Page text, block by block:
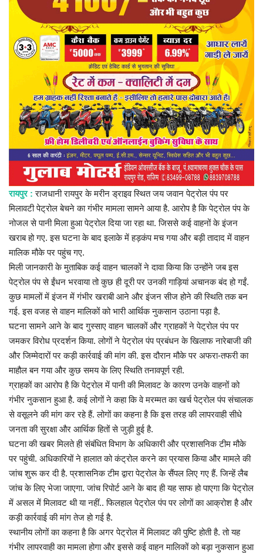
मनोरंजन
मैगज़ीन की लेख
प्रमुख खबर
हेल्थ
Language
English hindi
रायपुर : राजधानी रायपुर के मरीन ड्राइव स्थित जय जवान पेट्रोल पंप पर
मिलावटी पेट्रोल बेचने का गंभीर मामला सामने आया है. आरोप है कि पेट्रोल पंप के
नोजल से पानी मिला हुआ पेट्रोल दिया जा रहा था. जिससे कई वाहनों के इंजन
खराब हो गए. इस घटना के बाद इलाके में हड़कंप मच गया और बड़ी तादाद में वाहन
मालिक मौके पर पहुंच गए.
मिली जानकारी के मुताबिक कई वाहन चालकों ने दावा किया कि उन्होंने जब इस
पेट्रोल पंप से ईंधन भरवाया तो कुछ ही दूरी पर उनकी गाड़ियां अचानक बंद हो गईं.
कुछ मामलों में इंजन में गंभीर खराबी आने और इंजन सीज होने की स्थिति तक बन
गई. इस वजह से वाहन मालिकों को भारी आर्थिक नुकसान उठाना पड़ा है.
घटना सामने आने के बाद गुस्साए वाहन चालकों और ग्राहकों ने पेट्रोल पंप पर
जमकर विरोध प्रदर्शन किया. लोगों ने पेट्रोल पंप प्रबंधन के खिलाफ नारेबाजी की
और जिम्मेदारों पर कड़ी कार्रवाई की मांग की. इस दौरान मौके पर अफरा-तफरी का
माहौल बन गया और कुछ समय के लिए स्थिति तनावपूर्ण रही.
ग्राहकों का आरोप है कि पेट्रोल में पानी की मिलावट के कारण उनके वाहनों को
गंभीर नुकसान हुआ है. कई लोगों ने कहा कि वे मरम्मत का खर्च पेट्रोल पंप संचालक
से वसूलने की मांग कर रहे हैं. लोगों का कहना है कि इस तरह की लापरवाही सीधे
जनता की सुरक्षा और आर्थिक हितों से जुड़ी हुई है.
घटना की खबर मिलते ही संबंधित विभाग के अधिकारी और प्रशासनिक टीम मौके
पर पहुंची. अधिकारियों ने हालात को कंट्रोल करने का प्रयास किया और मामले की
जांच शुरू कर दी है. प्रशासनिक टीम द्वारा पेट्रोल के सैंपल लिए गए हैं. जिन्हें लैब
जांच के लिए भेजा जाएगा. जांच रिपोर्ट आने के बाद ही यह साफ हो पाएगा कि पेट्रोल
में असल में मिलावट थी या नहीं.. फिलहाल पेट्रोल पंप पर लोगों का आक्रोश है और
कड़ी कार्रवाई की मांग तेज हो गई है.
स्थानीय लोगों का कहना है कि अगर पेट्रोल में मिलावट की पुष्टि होती है. तो यह
गंभीर लापरवाही का मामला होगा और इससे कई वाहन मालिकों को बड़ा नुकसान हुआ